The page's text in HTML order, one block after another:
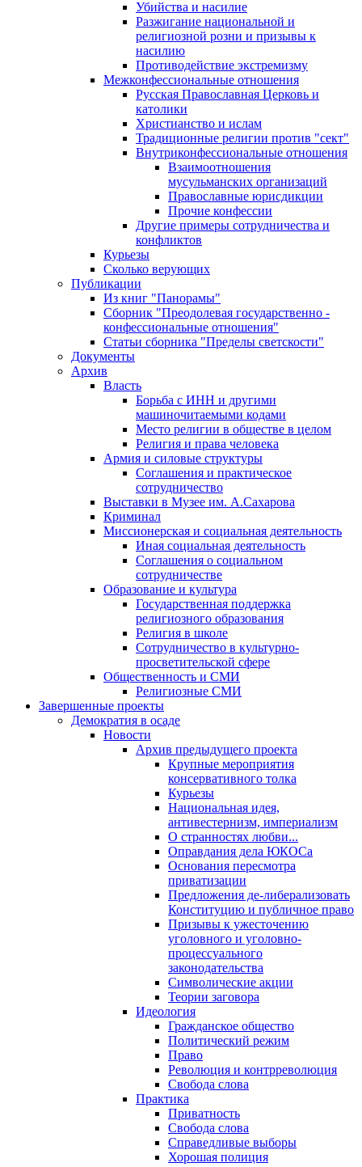
Убийства и насилие
Разжигание национальной и
религиозной розни и призывы к
насилию
Противодействие экстремизму
Межконфессиональные отношения
Русская Православная Церковь и
католики
Христианство и ислам
Традиционные религии против "сект"
Внутриконфессиональные отношения
Взаимоотношения
мусульманских организаций
Православные юрисдикции
Прочие конфессии
Другие примеры сотрудничества и
конфликтов
Курьезы
Сколько верующих
Публикации
Из книг "Панорамы"
Сборник "Преодолевая государственно -
конфессиональные отношения"
Статьи сборника "Пределы светскости"
Документы
Архив
Власть
Борьба с ИНН и другими
машиночитаемыми кодами
Место религии в обществе в целом
Религия и права человека
Армия и силовые структуры
Соглашения и практическое
сотрудничество
Выставки в Музее им. А.Сахарова
Криминал
Миссионерская и социальная деятельность
Иная социальная деятельность
Соглашения о социальном
сотрудничестве
Образование и культура
Государственная поддержка
религиозного образования
Религия в школе
Сотрудничество в культурно-
просветительской сфере
Общественность и СМИ
Религиозные СМИ
Завершенные проекты
Демократия в осаде
Новости
Архив предыдущего проекта
Крупные мероприятия
консервативного толка
Курьезы
Национальная идея,
антивестернизм, империализм
О странностях любви...
Оправдания дела ЮКОСа
Основания пересмотра
приватизации
Предложения де-либерализовать
Конституцию и публичное право
Призывы к ужесточению
уголовного и уголовно-
процессуального
законодательства
Символические акции
Теории заговора
Идеология
Гражданское общество
Политический режим
Право
Революция и контрреволюция
Свобода слова
Практика
Приватность
Свобода слова
Справедливые выборы
Хорошая полиция